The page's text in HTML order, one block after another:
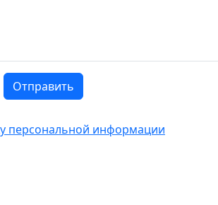
Отправить
персональной информации